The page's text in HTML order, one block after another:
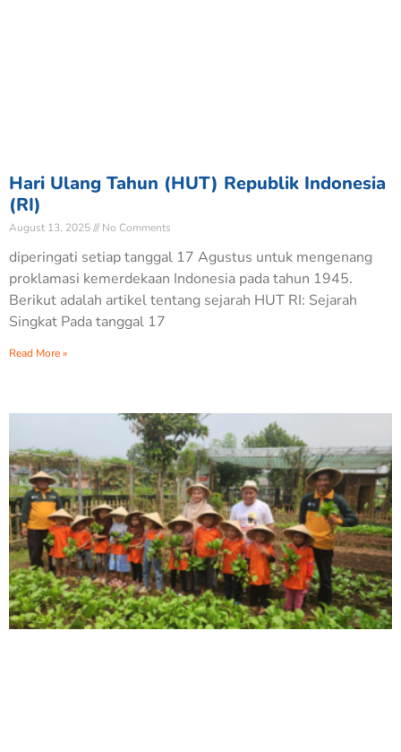
Hari Ulang Tahun (HUT) Republik Indonesia
(RI)
August 13, 2025 No Comments
diperingati setiap tanggal 17 Agustus untuk mengenang
proklamasi kemerdekaan Indonesia pada tahun 1945.
Berikut adalah artikel tentang sejarah HUT RI: Sejarah
Singkat Pada tanggal 17
Read More »